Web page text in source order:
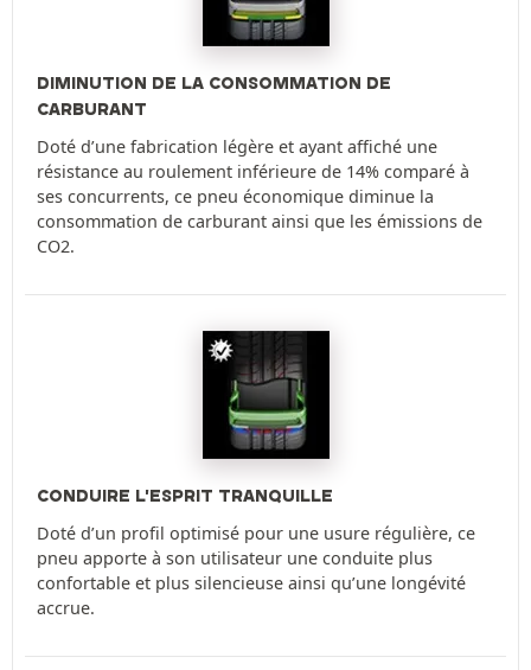
DIMINUTION DE LA CONSOMMATION DE
CARBURANT
Doté d’une fabrication légère et ayant affiché une
résistance au roulement inférieure de 14% comparé à
ses concurrents, ce pneu économique diminue la
consommation de carburant ainsi que les émissions de
CO2.
CONDUIRE L'ESPRIT TRANQUILLE
Doté d’un profil optimisé pour une usure régulière, ce
pneu apporte à son utilisateur une conduite plus
confortable et plus silencieuse ainsi qu’une longévité
accrue.